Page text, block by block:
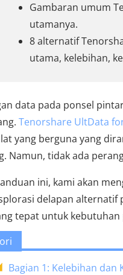
Gambaran umum
utamanya.
8 alternatif
utama, kelebihan,
data pada ponsel
Tenorshare UltData
yang berguna yang
Namun, tidak ada
ini, kami akan
delapan alternatif
tepat untuk kebutuhan
Bagian 1: Kelebihan dan